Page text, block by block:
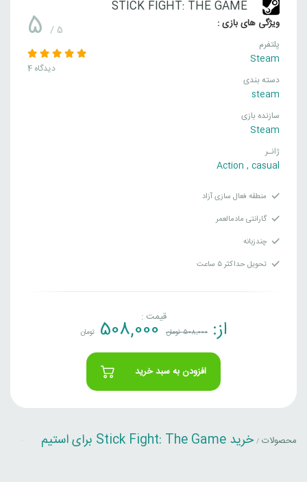
STICK FIGHT: THE GAME
ویژگی های بازی :
پلتفرم
Steam
دسته بندی
steam
سازنده بازی
Steam
ژانـر
Action , casual
5 / 5
4 دیدگاه
منطقه فعال سازی آزاد
گارانتی مادمالعمر
چندزبانه
تحویل حداکثر ۵ ساعت
قیمت : از: 508,000تومان 508,000 تومان
افزودن به سبد خرید
محصولات / خرید Stick Fight: The Game برای استیم